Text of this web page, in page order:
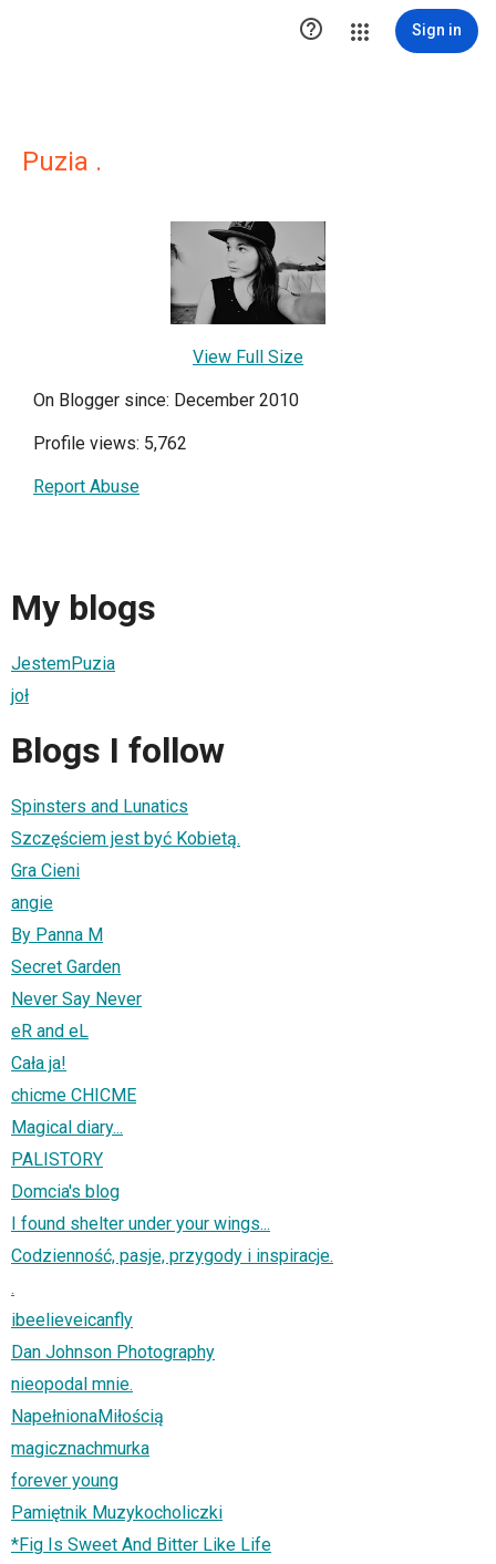
 Sign in
Puzia .
View Full Size
On Blogger since: December 2010
Profile views: 5,762
Report Abuse
My blogs
JestemPuzia
joł
Blogs I follow
Spinsters and Lunatics
Szczęściem jest być Kobietą.
Gra Cieni
angie
By Panna M
Secret Garden
Never Say Never
eR and eL
Cała ja!
chicme CHICME
Magical diary...
PALISTORY
Domcia's blog
I found shelter under your wings...
Codzienność, pasje, przygody i inspiracje.
.
ibeelieveicanfly
Dan Johnson Photography
nieopodal mnie.
NapełnionaMiłością
magicznachmurka
forever young
Pamiętnik Muzykocholiczki
*Fig Is Sweet And Bitter Like Life